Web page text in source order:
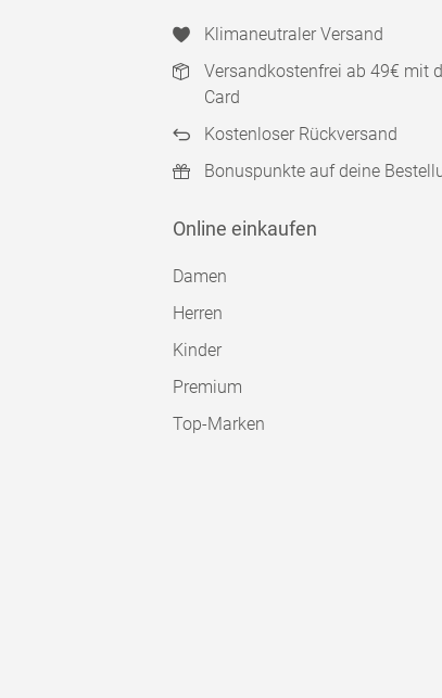
Klimaneutraler Versand
Versandkostenfrei ab 49€ mit
Card
Kostenloser Rückversand
Bonuspunkte auf deine
Online einkaufen
Damen
Herren
Kinder
Premium
Top-Marken